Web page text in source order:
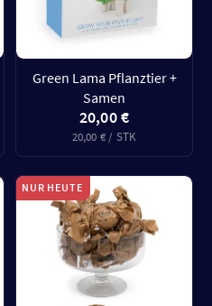
Green Lama Pflanztier +
Samen
20,00 €
20,00 € / STK
NUR HEUTE